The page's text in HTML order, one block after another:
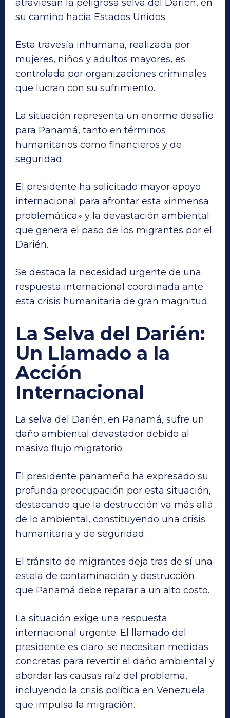
atraviesan la peligrosa selva del Darién, en
su camino hacia Estados Unidos.
Esta travesía inhumana, realizada por
mujeres, niños y adultos mayores, es
controlada por organizaciones criminales
que lucran con su sufrimiento.
La situación representa un enorme desafío
para Panamá, tanto en términos
humanitarios como financieros y de
seguridad.
El presidente ha solicitado mayor apoyo
internacional para afrontar esta «inmensa
problemática» y la devastación ambiental
que genera el paso de los migrantes por el
Darién.
Se destaca la necesidad urgente de una
respuesta internacional coordinada ante
esta crisis humanitaria de gran magnitud.
La Selva del Darién:
Un Llamado a la
Acción
Internacional
La selva del Darién, en Panamá, sufre un
daño ambiental devastador debido al
masivo flujo migratorio.
El presidente panameño ha expresado su
profunda preocupación por esta situación,
destacando que la destrucción va más allá
de lo ambiental, constituyendo una crisis
humanitaria y de seguridad.
El tránsito de migrantes deja tras de sí una
estela de contaminación y destrucción
que Panamá debe reparar a un alto costo.
La situación exige una respuesta
internacional urgente. El llamado del
presidente es claro: se necesitan medidas
concretas para revertir el daño ambiental y
abordar las causas raíz del problema,
incluyendo la crisis política en Venezuela
que impulsa la migración.